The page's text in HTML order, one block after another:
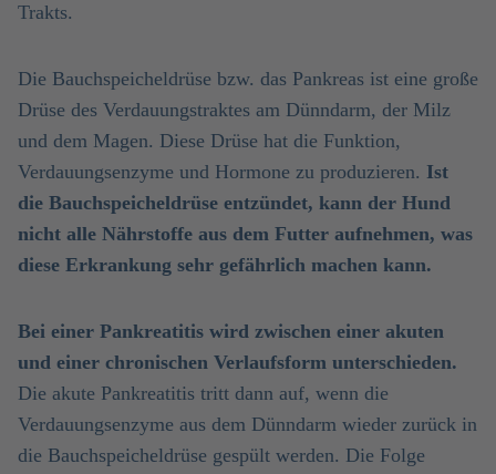
Trakts.
Die Bauchspeicheldrüse bzw. das Pankreas ist eine große
Drüse des Verdauungstraktes am Dünndarm, der Milz
und dem Magen. Diese Drüse hat die Funktion,
Verdauungsenzyme und Hormone zu produzieren. Ist
die Bauchspeicheldrüse entzündet, kann der Hund
nicht alle Nährstoffe aus dem Futter aufnehmen, was
diese Erkrankung sehr gefährlich machen kann.
Bei einer Pankreatitis wird zwischen einer akuten
und einer chronischen Verlaufsform unterschieden.
Die akute Pankreatitis tritt dann auf, wenn die
Verdauungsenzyme aus dem Dünndarm wieder zurück in
die Bauchspeicheldrüse gespült werden. Die Folge